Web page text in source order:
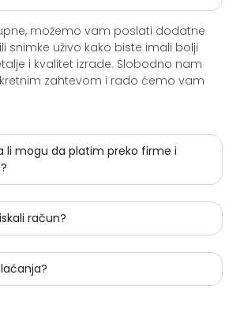
možemo vam poslati dodatne
snimke uživo kako biste imali bolji
i kvalitet izrade. Slobodno nam
zahtevom i rado ćemo vam
li mogu da platim preko firme i
račun?